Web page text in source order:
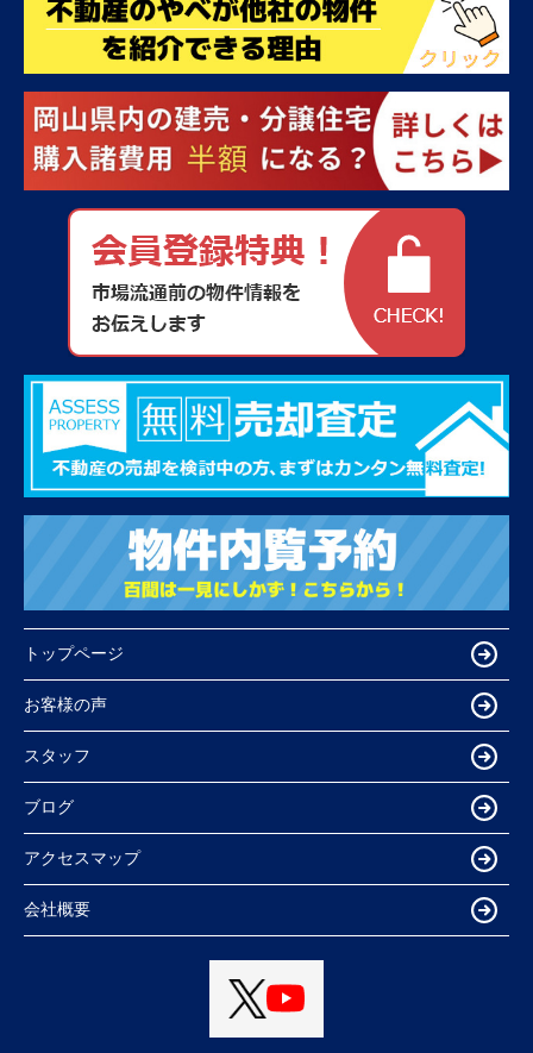
トップページ
お客様の声
スタッフ
ブログ
アクセスマップ
会社概要